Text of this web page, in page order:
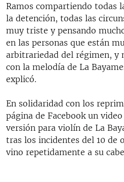
Ramos compartiendo todas
la detención, todas las
muy triste y pensando
en las personas que están
arbitrariedad del régimen, y
con la melodía de La
explicó.
En solidaridad con los
página de Facebook un
versión para violín de La
tras los incidentes del 10 de
vino repetidamente a su